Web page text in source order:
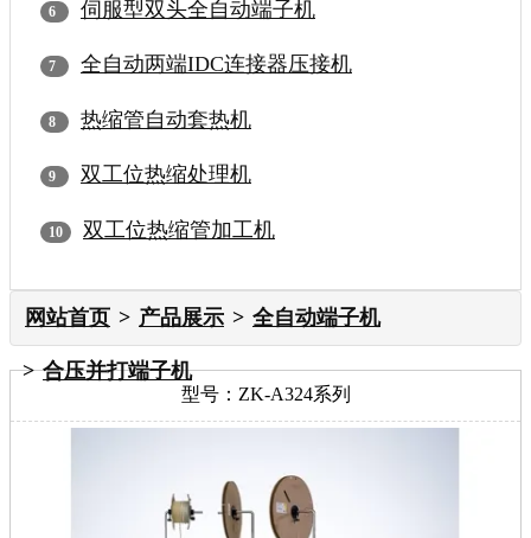
伺服型双头全自动端子机
全自动两端IDC连接器压接机
热缩管自动套热机
双工位热缩处理机
双工位热缩管加工机
网站首页 产品展示 全自动端子机
合压并打端子机
型号：ZK-A324系列